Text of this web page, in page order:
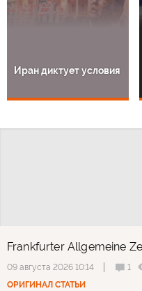
Иран диктует условия
Frankfurter Allgemeine
09 августа 2026 10:14 1
ОРИГИНАЛ СТАТЬИ